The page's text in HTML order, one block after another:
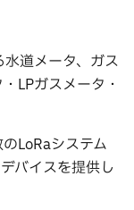
道メータ、ガス
LPガスメータ・
LoRaシステム
バイスを提供し